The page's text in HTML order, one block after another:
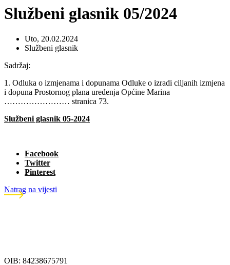
Službeni glasnik 05/2024
Uto, 20.02.2024
Službeni glasnik
Sadržaj:
1. Odluka o izmjenama i dopunama Odluke o izradi ciljanih izmjena
i dopuna Prostornog plana uređenja Općine Marina
…………………… stranica 73.
Službeni glasnik 05-2024
Facebook
Twitter
Pinterest
Natrag na vijesti
OIB: 84238675791